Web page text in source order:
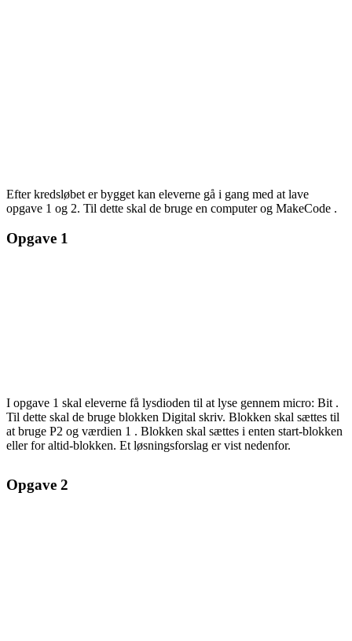
Efter kredsløbet er bygget kan eleverne gå i gang med at lave
opgave 1 og 2. Til dette skal de bruge en computer og MakeCode .
Opgave 1
I opgave 1 skal eleverne få lysdioden til at lyse gennem micro: Bit .
Til dette skal de bruge blokken Digital skriv. Blokken skal sættes til
at bruge P2 og værdien 1 . Blokken skal sættes i enten start-blokken
eller for altid-blokken. Et løsningsforslag er vist nedenfor.
Opgave 2